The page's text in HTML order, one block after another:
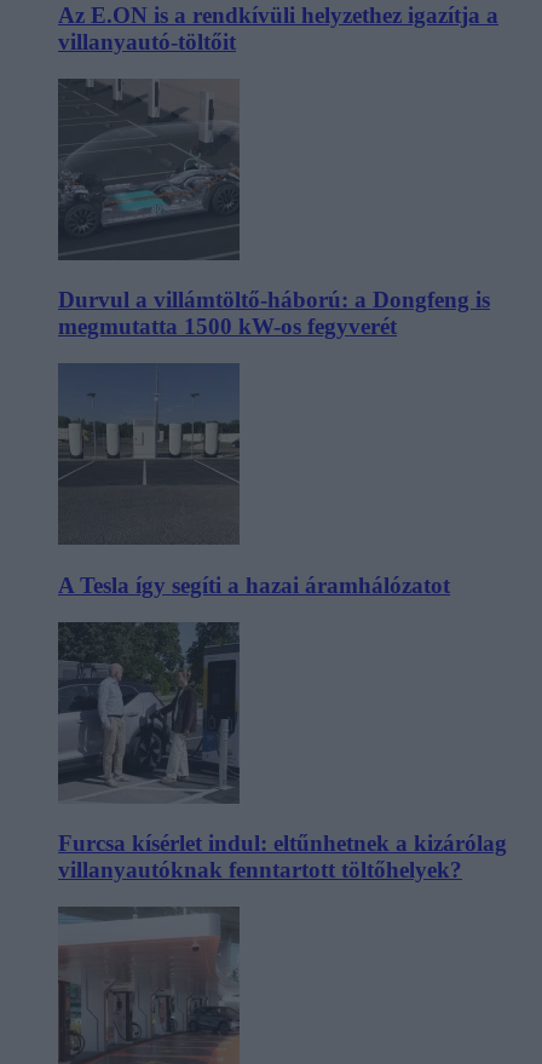
Az E.ON is a rendkívüli helyzethez igazítja a
villanyautó-töltőit
Durvul a villámtöltő-háború: a Dongfeng is
megmutatta 1500 kW-os fegyverét
A Tesla így segíti a hazai áramhálózatot
Furcsa kísérlet indul: eltűnhetnek a kizárólag
villanyautóknak fenntartott töltőhelyek?